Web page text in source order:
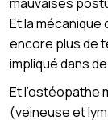
Et la
encore plus de
impliqué dans
Et l’ostéopathe
(veineuse et